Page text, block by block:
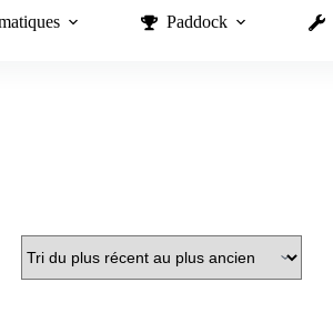
Paddock